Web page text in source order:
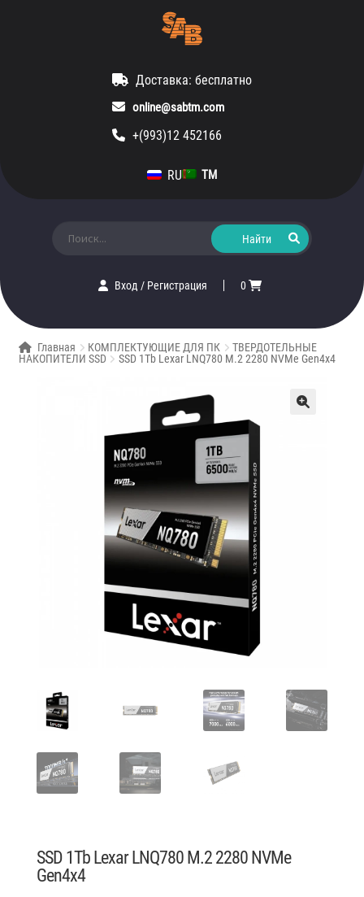
Доставка: бесплатно
online@sabtm.com
+(993)12 452166
RU TM
Вход/ Регистрация 0
Главная КОМПЛЕКТУЮЩИЕ ДЛЯ ПК
ТВЕРДОТЕЛЬНЫЕ
НАКОПИТЕЛИ SSD
SSD 1Tb Lexar LNQ780 M.2 2280 NVMe Gen4x4
SSD 1Tb Lexar LNQ780 M.2 2280 NVMe
Gen4x4